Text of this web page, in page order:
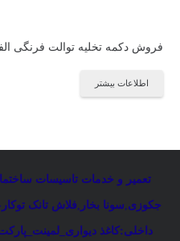
فروش دکمه تخلیه توالت فرنگی الفا
اطلاعات بیشتر
تعمیر و خدمات تاسیسات
جکوزی,سونا بخار ,فلاش تانک
داخلی:کاغذ